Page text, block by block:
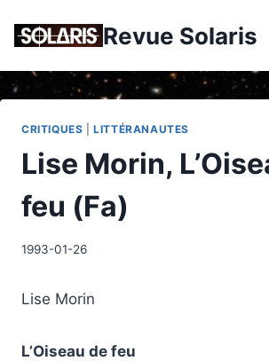
Revue Solaris
CRITIQUES |LITTÉRANAUTES
Lise Morin,
feu (Fa)
1993-01-26
Lise Morin
L’Oiseau de feu